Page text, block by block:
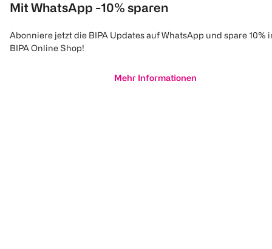
Mit WhatsApp -10% sparen
Abonniere jetzt die BIPA Updates auf WhatsApp und spare 10%
BIPA Online Shop!
Mehr Informationen